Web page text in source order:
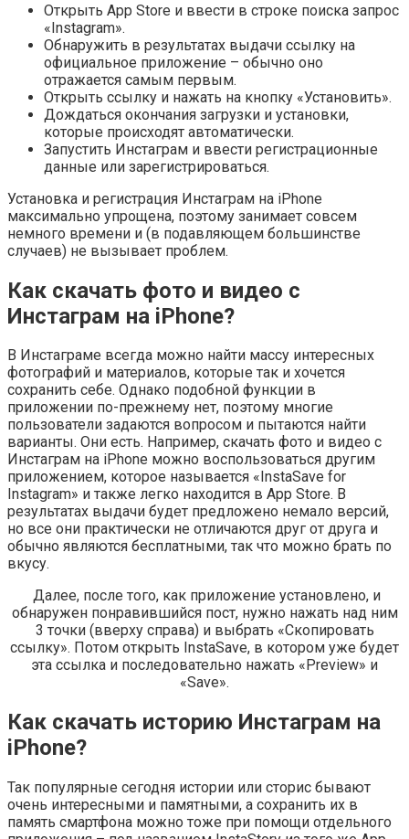
Открыть App Store и ввести в строке поиска запрос
«Instagram».
Обнаружить в результатах выдачи ссылку на
официальное приложение – обычно оно
отражается самым первым.
Открыть ссылку и нажать на кнопку «Установить».
Дождаться окончания загрузки и установки,
которые происходят автоматически.
Запустить Инстаграм и ввести регистрационные
данные или зарегистрироваться.
Установка и регистрация Инстаграм на iPhone
максимально упрощена, поэтому занимает совсем
немного времени и (в подавляющем большинстве
случаев) не вызывает проблем.
Как скачать фото и видео с
Инстаграм на iPhone?
В Инстаграме всегда можно найти массу интересных
фотографий и материалов, которые так и хочется
сохранить себе. Однако подобной функции в
приложении по-прежнему нет, поэтому многие
пользователи задаются вопросом и пытаются найти
варианты. Они есть. Например, скачать фото и видео с
Инстаграм на iPhone можно воспользоваться другим
приложением, которое называется «InstaSave for
Instagram» и также легко находится в App Store. В
результатах выдачи будет предложено немало версий,
но все они практически не отличаются друг от друга и
обычно являются бесплатными, так что можно брать по
вкусу.
Далее, после того, как приложение установлено, и
обнаружен понравившийся пост, нужно нажать над ним
3 точки (вверху справа) и выбрать «Скопировать
ссылку». Потом открыть InstaSave, в котором уже будет
эта ссылка и последовательно нажать «Preview» и
«Save».
Как скачать историю Инстаграм на
iPhone?
Так популярные сегодня истории или сторис бывают
очень интересными и памятными, а сохранить их в
память смартфона можно тоже при помощи отдельного